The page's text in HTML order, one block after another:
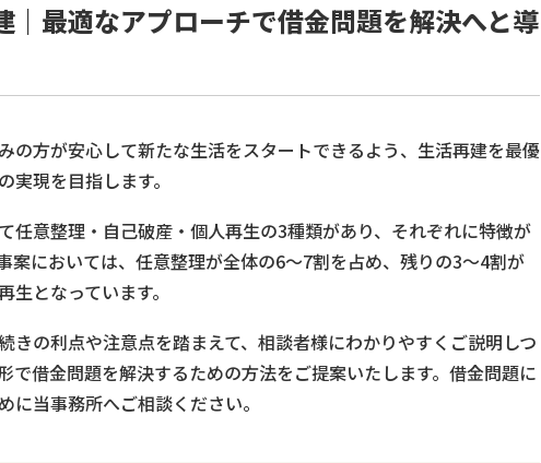
｜最適なアプローチで借金問題を解決へと導
の方が安心して新たな生活をスタートできるよう、生活再建を最優
現を目指します。
任意整理・自己破産・個人再生の3種類があり、それぞれに特徴が
案においては、任意整理が全体の6～7割を占め、残りの3～4割が
となっています。
きの利点や注意点を踏まえて、相談者様にわかりやすくご説明しつ
で借金問題を解決するための方法をご提案いたします。借金問題に
に当事務所へご相談ください。